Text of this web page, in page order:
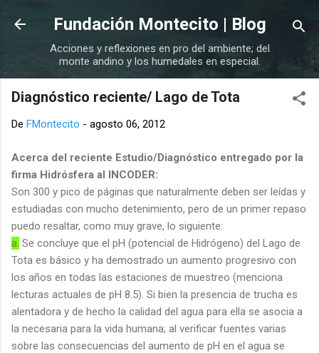
Ir al contenido principal
Fundación Montecito | Blog
Acciones y reflexiones en pro del ambiente; del
monte andino y los humedales en especial.
Diagnóstico reciente/ Lago de Tota
De FMontecito - agosto 06, 2012
Acerca del reciente Estudio/Diagnóstico entregado por la
firma Hidrósfera al INCODER:
Son 300 y pico de páginas que naturalmente deben ser leídas y
estudiadas con mucho detenimiento, pero de un primer repaso
puedo resaltar, como muy grave, lo siguiente:
a. Se concluye que el pH (potencial de Hidrógeno) del Lago de
Tota es básico y ha demostrado un aumento progresivo con
los años en todas las estaciones de muestreo (menciona
lecturas actuales de pH 8.5). Si bien la presencia de trucha es
alentadora y de hecho la calidad del agua para ella se asocia a
la necesaria para la vida humana; al verificar fuentes varias
sobre las consecuencias del aumento de pH en el agua se